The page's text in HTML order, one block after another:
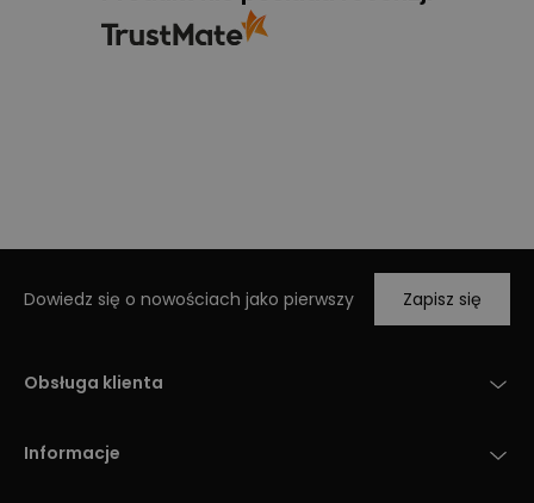
Dowiedz się o nowościach jako pierwszy Zapisz się
Obsługa klienta
Informacje